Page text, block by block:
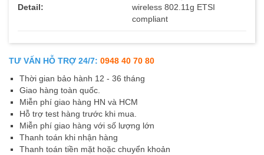
Detail:
wireless 802.11g ETSI
compliant
TƯ VẤN HỖ TRỢ 24/7: 0948 40 70 80
Thời gian bảo hành 12 - 36 tháng
Giao hàng toàn quốc.
Miễn phí giao hàng HN và HCM
Hỗ trợ test hàng trước khi mua.
Miễn phí giao hàng với số lượng lớn
Thanh toán khi nhận hàng
Thanh toán tiền mặt hoặc chuyển khoản